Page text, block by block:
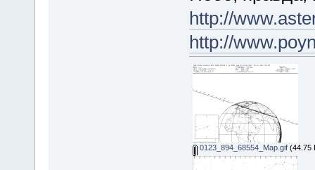
http://
http://
0123_894_68554_Map.gif(44.75